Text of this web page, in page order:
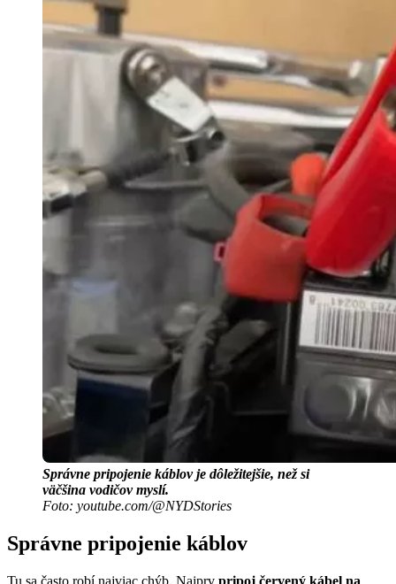
Správne pripojenie káblov je dôležitejšie, než si
väčšina vodičov myslí.
Foto: youtube.com/@NYDStories
Správne pripojenie káblov
Tu sa často robí najviac chýb. Najprv pripoj červený kábel na